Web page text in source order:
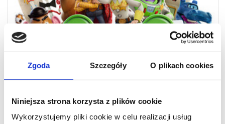
Zgoda Szczegóły O plikach cookies
Niniejsza strona korzysta z plików cookie
Wykorzystujemy pliki cookie w celu realizacji usług